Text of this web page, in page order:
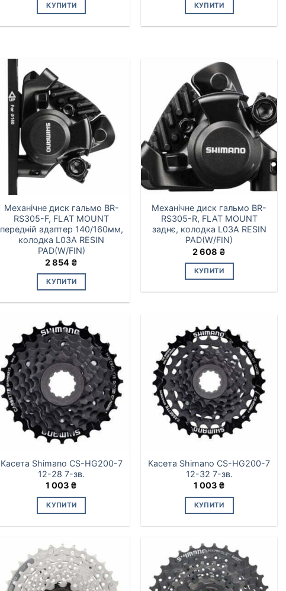
КУПИТИ КУПИТИ
Механічне диск гальмо BR-
RS305-F, FLAT MOUNT
передній адаптер 140/160мм,
колодка L03A RESIN
PAD(W/FIN)
2 854 ₴
КУПИТИ
Механічне диск гальмо BR-
RS305-R, FLAT MOUNT
заднє, колодка L03A RESIN
PAD(W/FIN)
2 608 ₴
КУПИТИ
Касета Shimano CS-HG200-7
12-28 7-зв.
1 003 ₴
КУПИТИ
Касета Shimano CS-HG200-7
12-32 7-зв.
1 003 ₴
КУПИТИ